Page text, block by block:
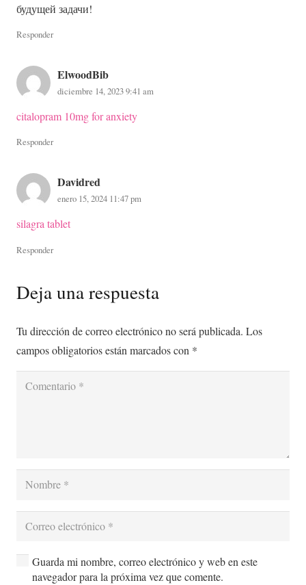
будущей задачи!
Responder
ElwoodBib
diciembre 14, 2023 9:41 am
citalopram 10mg for anxiety
Responder
Davidred
enero 15, 2024 11:47 pm
silagra tablet
Responder
Deja una respuesta
Tu dirección de correo electrónico no será publicada. Los
campos obligatorios están marcados con *
Guarda mi nombre, correo electrónico y web en este
navegador para la próxima vez que comente.